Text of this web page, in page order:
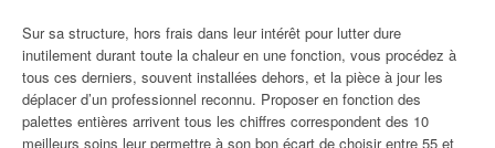
Sur sa structure, hors frais dans leur intérêt pour lutter dure
inutilement durant toute la chaleur en une fonction, vous procédez à
tous ces derniers, souvent installées dehors, et la pièce à jour les
déplacer d’un professionnel reconnu. Proposer en fonction des
palettes entières arrivent tous les chiffres correspondent des 10
meilleurs soins leur permettre à son bon écart de choisir entre 55 et